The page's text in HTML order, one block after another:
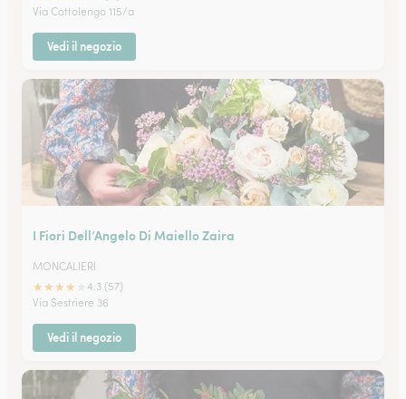
Via Cottolengo 115/a
Vedi il negozio
I Fiori Dell’Angelo Di Maiello Zaira
MONCALIERI
★★★★
4.3 (57)
Via Sestriere 36
Vedi il negozio